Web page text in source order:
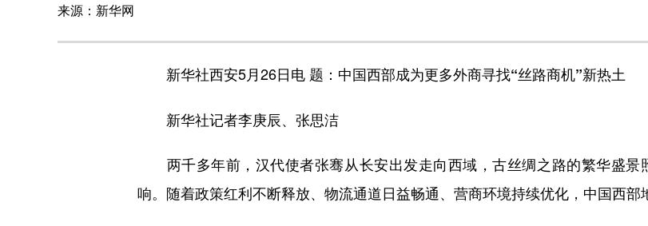
来源：新华网
新华社西安5月26日电 题：中国西部成为更多外商寻找“丝路商机”新热土
新华社记者李庚辰、张思洁
两千多年前，汉代使者张骞从长安出发走向西域，古丝绸之路的繁华盛景
响。随着政策红利不断释放、物流通道日益畅通、营商环境持续优化，中国西部